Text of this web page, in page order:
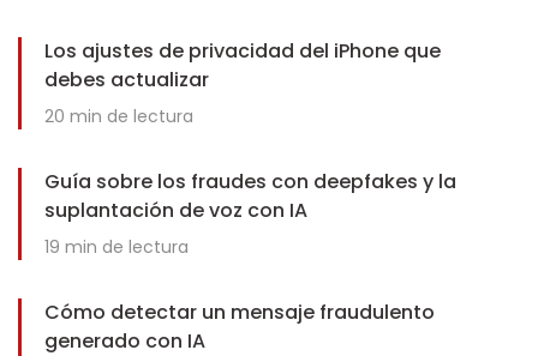
Los ajustes de privacidad del iPhone que
debes actualizar
20 min de lectura
Guía sobre los fraudes con deepfakes y la
suplantación de voz con IA
19 min de lectura
Cómo detectar un mensaje fraudulento
generado con IA